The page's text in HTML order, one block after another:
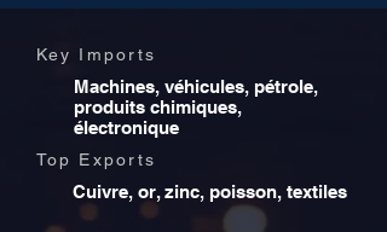
Key Imports
Machines, véhicules, pétrole,
produits chimiques,
électronique
Top Exports
Cuivre, or, zinc, poisson, textiles